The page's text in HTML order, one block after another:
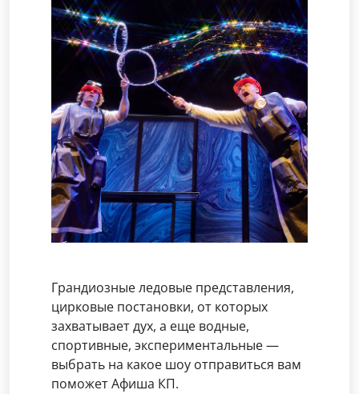
Грандиозные ледовые представления,
цирковые постановки, от которых
захватывает дух, а еще водные,
спортивные, экспериментальные —
выбрать на какое шоу отправиться вам
поможет Афиша КП.